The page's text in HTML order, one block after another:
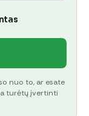
nuo to, ar esate
turėtų įvertinti